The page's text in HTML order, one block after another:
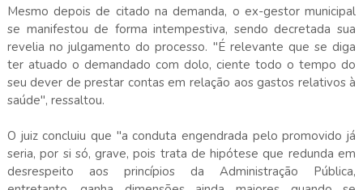
Mesmo depois de citado na demanda, o ex-gestor municipal
se manifestou de forma intempestiva, sendo decretada sua
revelia no julgamento do processo. "É relevante que se diga
ter atuado o demandado com dolo, ciente todo o tempo do
seu dever de prestar contas em relação aos gastos relativos à
saúde", ressaltou.
O juiz concluiu que "a conduta engendrada pelo promovido já
seria, por si só, grave, pois trata de hipótese que redunda em
desrespeito aos princípios da Administração Pública,